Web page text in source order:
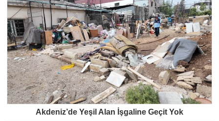
Akdeniz’de Yeşil Alan İşgaline Geçit Yok